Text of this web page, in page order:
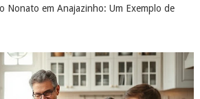
Nonato em Anajazinho: Um Exemplo de